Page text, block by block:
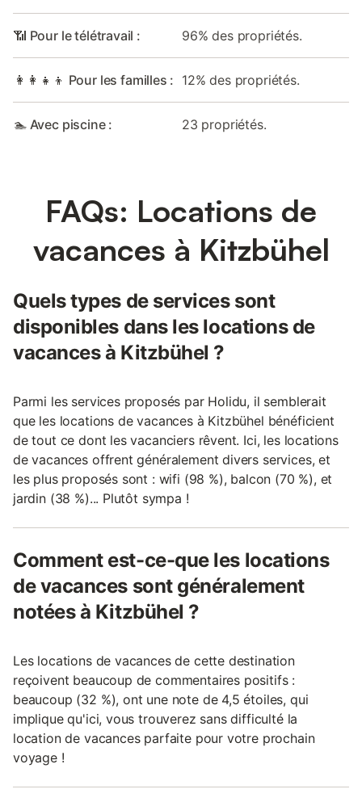
📶 Pour le télétravail : 96% des propriétés.
👩‍👩‍👧‍👦 Pour les familles : 12% des propriétés.
🏊 Avec piscine : 23 propriétés.
FAQs: Locations de
vacances à Kitzbühel
Quels types de services sont
disponibles dans les locations de
vacances à Kitzbühel ?
Parmi les services proposés par Holidu, il semblerait
que les locations de vacances à Kitzbühel bénéficient
de tout ce dont les vacanciers rêvent. Ici, les locations
de vacances offrent généralement divers services, et
les plus proposés sont : wifi (98 %), balcon (70 %), et
jardin (38 %)... Plutôt sympa !
Comment est-ce-que les locations
de vacances sont généralement
notées à Kitzbühel ?
Les locations de vacances de cette destination
reçoivent beaucoup de commentaires positifs :
beaucoup (32 %), ont une note de 4,5 étoiles, qui
implique qu'ici, vous trouverez sans difficulté la
location de vacances parfaite pour votre prochain
voyage !